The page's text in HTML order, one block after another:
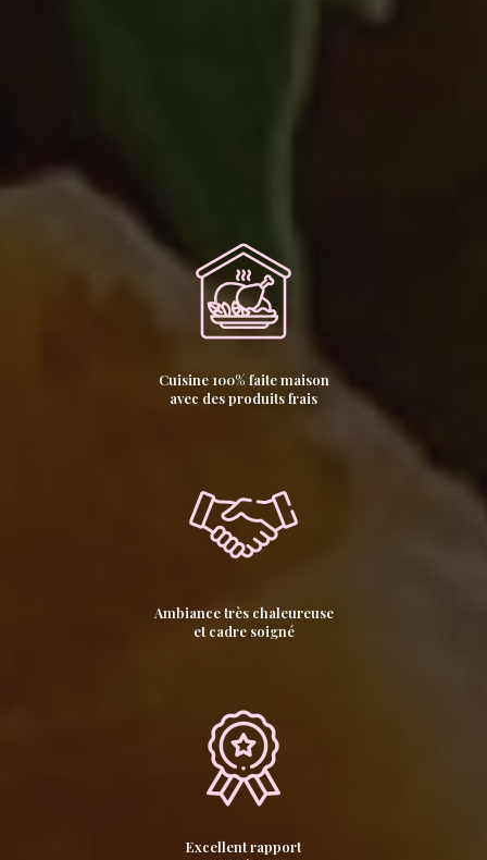
Cuisine 100% faite maison
avec des produits frais
Ambiance très chaleureuse
et cadre soigné
Excellent rapport